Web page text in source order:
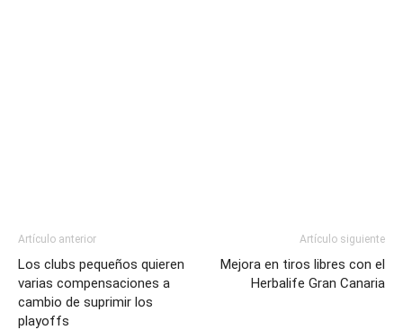
Artículo anterior
Los clubs pequeños quieren
varias compensaciones a
cambio de suprimir los
playoffs
Artículo siguiente
Mejora en tiros libres con el
Herbalife Gran Canaria